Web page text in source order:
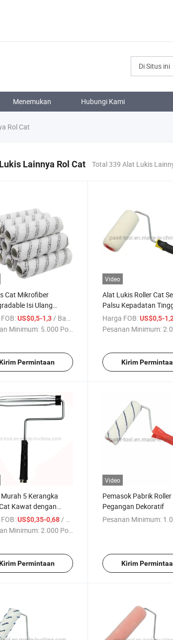
Di Situs ini
Menemukan Hubungi Kami
Rol Cat
Lainnya Rol Cat Total 339 Alat Lukis
Cat Mikrofiber
Isi Ulang
Rol Cat
US$0,5-1,3/ Bagian
Minimum: 5.000 Potong
Permintaan
Video
Alat Lukis Roller Cat
Palsu Kepadatan
Dekoratif
Harga FOB: US$0,5-
Pesanan Minimum:
Kirim
5 Kerangka
Kawat dengan
Karet
US$0,35-0,68 / Bagian
Minimum:2.000 Potong
Permintaan
Video
Pemasok Pabrik Roller
Pegangan Dekoratif
Pesanan Minimum:
Kirim